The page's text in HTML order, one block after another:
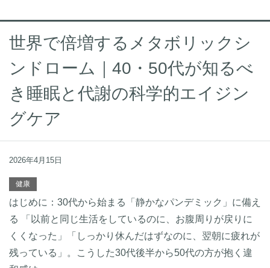
世界で倍増するメタボリックシ
ンドローム｜40・50代が知るべ
き睡眠と代謝の科学的エイジン
グケア
2026年4月15日
健康
はじめに：30代から始まる「静かなパンデミック」に備え
る 「以前と同じ生活をしているのに、お腹周りが戻りに
くくなった」「しっかり休んだはずなのに、翌朝に疲れが
残っている」。こうした30代後半から50代の方が抱く違